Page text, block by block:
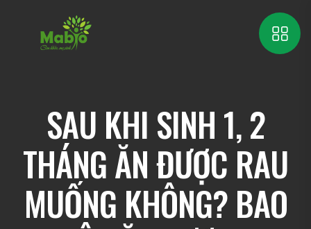
SAU KHI SINH 1, 2
THÁNG ĂN ĐƯỢC RAU
MUỐNG KHÔNG? BAO